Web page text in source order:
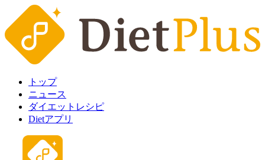
トップ
ニュース
ダイエットレシピ
Dietアプリ